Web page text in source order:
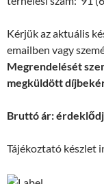
Kérjük az aktuális
emailben vagy
Megrendelését
megküldött
Bruttó ár:
Tájékoztató készlet